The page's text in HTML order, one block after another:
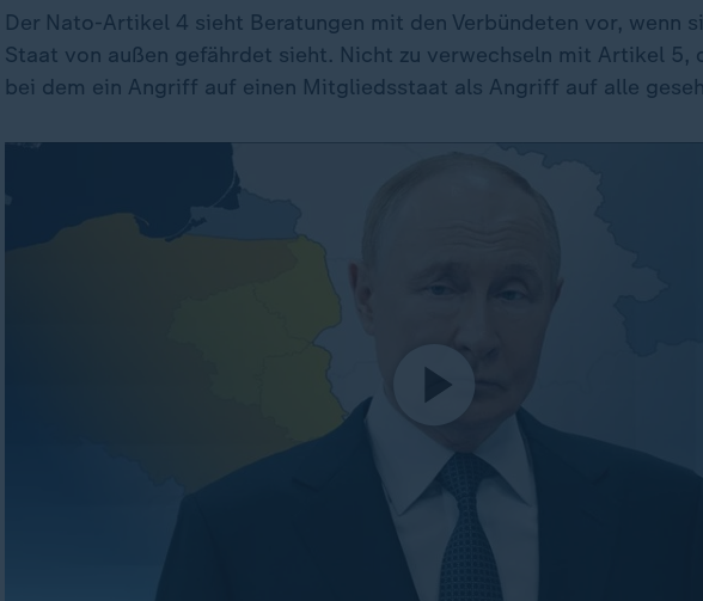
Der Nato-Artikel 4 sieht Beratungen mit den Verbündeten vor, wenn
Staat von außen gefährdet sieht. Nicht zu verwechseln mit Artikel 5,
bei dem ein Angriff auf einen Mitgliedsstaat als Angriff auf alle